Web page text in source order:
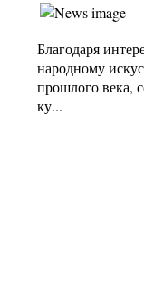
Благодаря
народному
прошлого века,
ку...